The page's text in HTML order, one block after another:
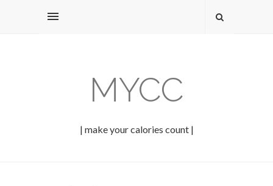
MYCC
| make your calories count |